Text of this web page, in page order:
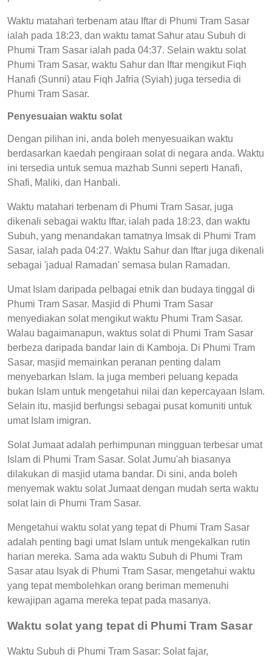
Waktu matahari terbenam atau Iftar di Phumi Tram Sasar
ialah pada 18:23, dan waktu tamat Sahur atau Subuh di
Phumi Tram Sasar ialah pada 04:37. Selain waktu solat
Phumi Tram Sasar, waktu Sahur dan Iftar mengikut Fiqh
Hanafi (Sunni) atau Fiqh Jafria (Syiah) juga tersedia di
Phumi Tram Sasar.
Penyesuaian waktu solat
Dengan pilihan ini, anda boleh menyesuaikan waktu
berdasarkan kaedah pengiraan solat di negara anda. Waktu
ini tersedia untuk semua mazhab Sunni seperti Hanafi,
Shafi, Maliki, dan Hanbali.
Waktu matahari terbenam di Phumi Tram Sasar, juga
dikenali sebagai waktu Iftar, ialah pada 18:23, dan waktu
Subuh, yang menandakan tamatnya Imsak di Phumi Tram
Sasar, ialah pada 04:27. Waktu Sahur dan Iftar juga dikenali
sebagai 'jadual Ramadan' semasa bulan Ramadan.
Umat Islam daripada pelbagai etnik dan budaya tinggal di
Phumi Tram Sasar. Masjid di Phumi Tram Sasar
menyediakan solat mengikut waktu Phumi Tram Sasar.
Walau bagaimanapun, waktus solat di Phumi Tram Sasar
berbeza daripada bandar lain di Kamboja. Di Phumi Tram
Sasar, masjid memainkan peranan penting dalam
menyebarkan Islam. Ia juga memberi peluang kepada
bukan Islam untuk mengetahui nilai dan kepercayaan Islam.
Selain itu, masjid berfungsi sebagai pusat komuniti untuk
umat Islam imigran.
Solat Jumaat adalah perhimpunan mingguan terbesar umat
Islam di Phumi Tram Sasar. Solat Jumu'ah biasanya
dilakukan di masjid utama bandar. Di sini, anda boleh
menyemak waktu solat Jumaat dengan mudah serta waktu
solat lain di Phumi Tram Sasar.
Mengetahui waktu solat yang tepat di Phumi Tram Sasar
adalah penting bagi umat Islam untuk mengekalkan rutin
harian mereka. Sama ada waktu Subuh di Phumi Tram
Sasar atau Isyak di Phumi Tram Sasar, mengetahui waktu
yang tepat membolehkan orang beriman memenuhi
kewajipan agama mereka tepat pada masanya.
Waktu solat yang tepat di Phumi Tram Sasar
Waktu Subuh di Phumi Tram Sasar: Solat fajar,